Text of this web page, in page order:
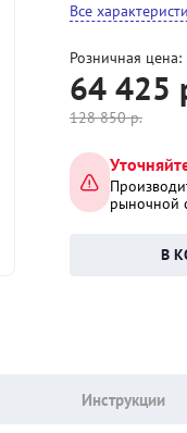
Все
Розничная цена:
64 425
128 850р.
рыночной
Инструкции